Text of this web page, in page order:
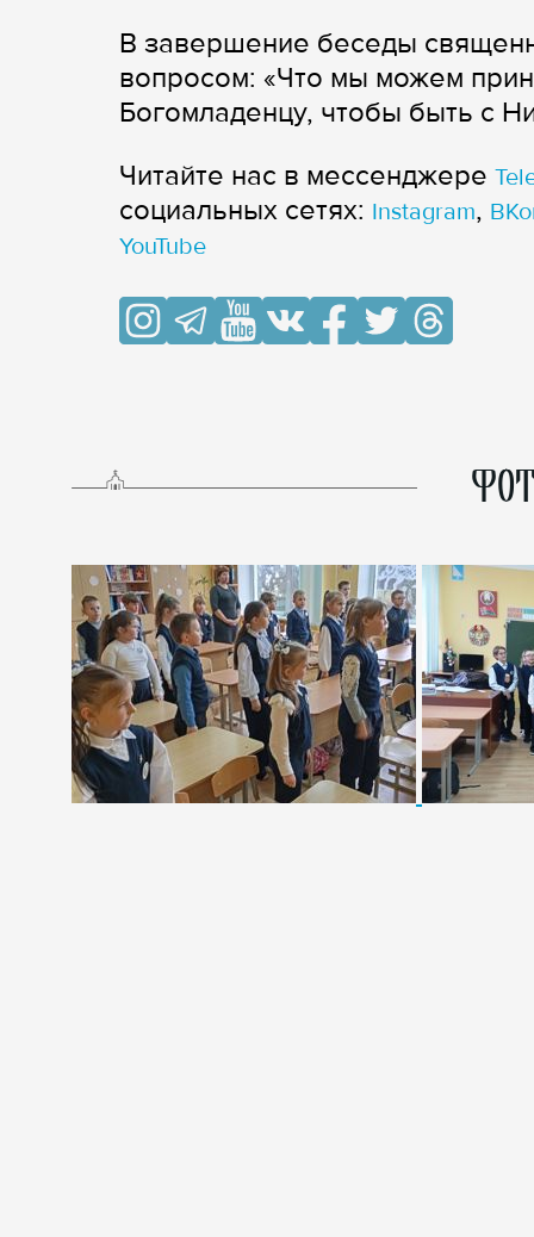
В завершение беседы
вопросом: «Что мы можем
Богомладенцу, чтобы быть с
Читайте нас в мессенджере
cоциальных сетях: Instagram,
YouTube